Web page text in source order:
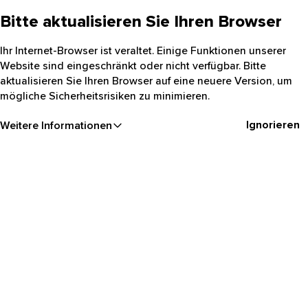
Bitte aktualisieren Sie Ihren Browser
Ihr Internet-Browser ist veraltet. Einige Funktionen unserer
Website sind eingeschränkt oder nicht verfügbar. Bitte
aktualisieren Sie Ihren Browser auf eine neuere Version, um
mögliche Sicherheitsrisiken zu minimieren.
Weitere Informationen Ignorieren